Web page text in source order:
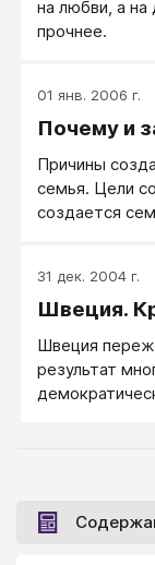
на любви, а на
прочнее.
01 янв. 2006 г.
Почему и
Причины
семья. Цели
создается
31 дек. 2004 г.
Швеция.
Швеция
результат
поддержку
валового